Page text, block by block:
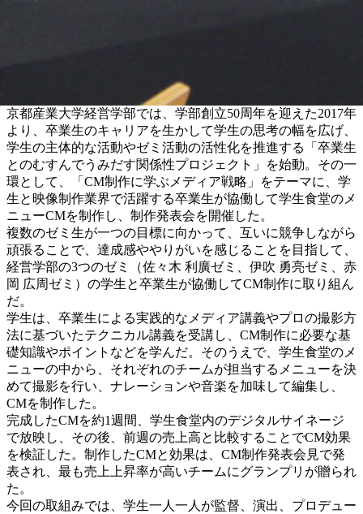
京都産業大学経営学部では、学部創立50周年を迎えた2017年
より、卒業生のキャリアを生かして学生の思考の幅を広げ、
学生の主体的な活動やゼミ活動の活性化を推進する「卒業生
とのむすんでうみだす関係性プロジェクト」を始動。その一
環として、「CM制作に学ぶメディア戦略」をテーマに、学
生と映像制作業界で活躍する卒業生が協働して学生食堂のメ
ニューCMを制作し、制作発表会を開催した。
複数のゼミ生が一つの目標に向かって、互いに競争しながら
頑張ることで、達成感ややりがいを感じることを目指して、
経営学部の3つのゼミ（佐々木 利廣ゼミ、伊吹 勇亮ゼミ、赤
岡 広周ゼミ）の学生と卒業生が協働してCM制作に取り組ん
だ。
学生は、卒業生による実践的なメディア講義やプロの撮影方
法に基づいたテクニカル講義を受講し、CM制作に必要な基
礎知識やポイントなどを学んだ。そのうえで、学生食堂のメ
ニューの中から、それぞれのチームが担当するメニューを決
めて撮影を行い、ナレーションや音楽を加味して編集し、
CMを制作した。
完成したCMを約1週間、学生食堂内のデジタルサイネージ
で放映し、その後、前週の売上高と比較することでCM効果
を検証した。制作したCMと効果は、CM制作発表会見で発
表され、最も売上上昇率が高いチームにグランプリが贈られ
た。
今回の取組みでは、学生一人一人が監督、演出、プロデュー